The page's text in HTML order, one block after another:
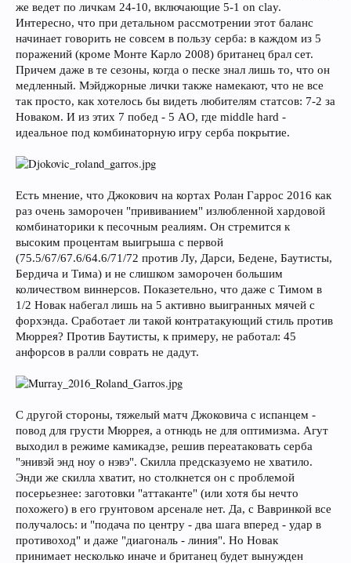
же ведет по личкам 24-10, включающие 5-1 on clay.
Интересно, что при детальном рассмотрении этот баланс
начинает говорить не совсем в пользу серба: в каждом из 5
поражений (кроме Монте Карло 2008) британец брал сет.
Причем даже в те сезоны, когда о песке знал лишь то, что он
медленный. Мэйджорные лички также намекают, что не все
так просто, как хотелось бы видеть любителям статсов: 7-2 за
Новаком. И из этих 7 побед - 5 AO, где middle hard -
идеальное под комбинаторную игру серба покрытие.
Есть мнение, что Джокович на кортах Ролан Гаррос 2016 как
раз очень заморочен "прививанием" излюбленной хардовой
комбинаторики к песочным реалиям. Он стремится к
высоким процентам выигрыша с первой
(75.5/67/67.6/64.6/71/72 против Лу, Дарси, Бедене, Баутисты,
Бердича и Тима) и не слишком заморочен большим
количеством виннерсов. Показетельно, что даже с Тимом в
1/2 Новак набегал лишь на 5 активно выигранных мячей с
форхэнда. Сработает ли такой контратакующий стиль против
Мюррея? Против Баутисты, к примеру, не работал: 45
анфорсов в ралли соврать не дадут.
С другой стороны, тяжелый матч Джоковича с испанцем -
повод для грусти Мюррея, а отнюдь не для оптимизма. Агут
выходил в режиме камикадзе, решив переатаковать серба
"энивэй энд ноу о нэвэ". Скилла предсказуемо не хватило.
Энди же скилла хватит, но столкнется он с проблемой
посерьезнее: заготовки "аттаканте" (или хотя бы нечто
похожего) в его грунтовом арсенале нет. Да, с Вавринкой все
получалось: и "подача по центру - два шага вперед - удар в
противоход" и даже "диагональ - линия". Но Новак
принимает несколько иначе и британец будет вынужден